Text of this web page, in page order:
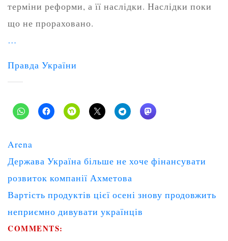
терміни реформи, а її наслідки. Наслідки поки
що не прораховано.
…
Правда України
Arena
Post
navigation
Держава Україна більше не хоче фінансувати
розвиток компанії Ахметова
Вартість продуктів цієї осені знову продовжить
неприємно дивувати українців
COMMENTS: